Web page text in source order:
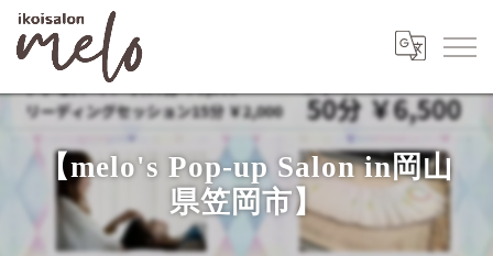
【melo's Pop-up Salon in岡山
県笠岡市】